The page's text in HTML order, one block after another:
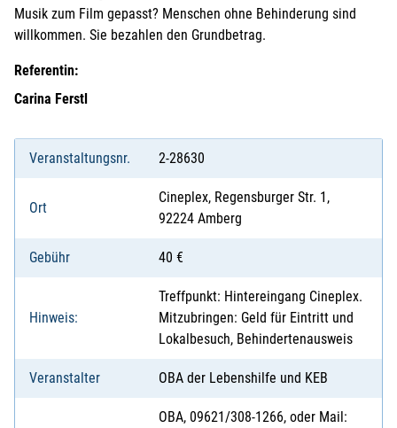
Musik zum Film gepasst? Menschen ohne Behinderung sind
willkommen. Sie bezahlen den Grundbetrag.
Referentin:
Carina Ferstl
Veranstaltungsnr. 2-28630
Ort
Cineplex, Regensburger Str. 1,
92224 Amberg
Gebühr 40 €
Hinweis:
Treffpunkt: Hintereingang Cineplex.
Mitzubringen: Geld für Eintritt und
Lokalbesuch, Behindertenausweis
Veranstalter OBA der Lebenshilfe und KEB
OBA, 09621/308-1266, oder Mail: